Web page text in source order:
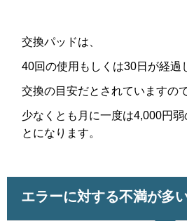
交換パッドは、
40回の使用もしくは30日が経過
交換の目安だとされていますので
少なくとも月に一度は4,000円弱
とになります。
エラーに対する不満が多